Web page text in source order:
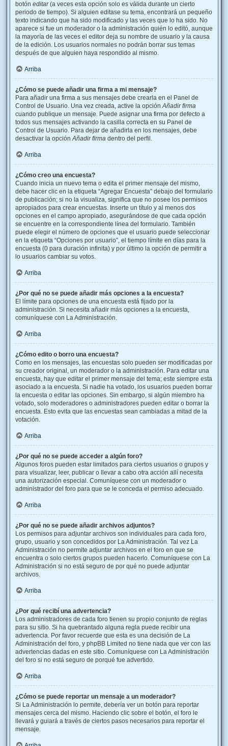
botón editar(a veces esta opción solo es válida durante un cierto
periodo de tiempo). Si alguien editase su tema, encontrará un pequeño
texto indicando que ha sido modificado y las veces que lo ha sido. No
aparece si fue un moderador o la administración quién lo editó, aunque
la mayoría de las veces el editor deja su nombre de usuario y la causa
de la edición. Los usuarios normales no podrán borrar sus temas
después de que alguien haya respondido al mismo.
Arriba
¿Cómo se puede añadir una firma a mi mensaje?
Para añadir una firma a sus mensajes debe crearla en el Panel de
Control de Usuario. Una vez creada, active la opciónAñadir firma
cuando publique un mensaje. Puede asignar una firma por defecto a
todos sus mensajes activando la casilla correcta en su Panel de
Control de Usuario. Para dejar de añadirla en los mensajes, debe
desactivar la opciónAñadir firma dentro del perfil.
Arriba
¿Cómo creo una encuesta?
Cuando inicia un nuevo tema o edita el primer mensaje del mismo,
debe hacer clic en la etiqueta “Agregar Encuesta” debajo del formulario
de publicación; si no la visualiza, significa que no posee los permisos
apropiados para crear encuestas. Inserte un título y al menos dos
opciones en el campo apropiado, asegurándose de que cada opción
se encuentre en la correspondiente línea del formulario. También
puede elegir el número de opciones que el usuario puede seleccionar
en la etiqueta “Opciones por usuario”, el tiempo límite en días para la
encuesta (0 para duración infinita) y por último la opción de permitir a
lo usuarios cambiar su votos.
Arriba
¿Por qué no se puede añadir más opciones a la encuesta?
El límite para opciones de una encuesta está fijado por la
administración. Si necesita añadir más opciones a la encuesta,
comuníquese con La Administración.
Arriba
¿Cómo edito o borro una encuesta?
Como en los mensajes, las encuestas solo pueden ser modificadas por
su creador original, un moderador o la administración. Para editar una
encuesta, hay que editar el primer mensaje del tema; este siempre esta
asociado a la encuesta. Si nadie ha votado, los usuarios pueden borrar
la encuesta o editar las opciones. Sin embargo, si algún miembro ha
votado, solo moderadores o administradores pueden editar o borrar la
encuesta. Esto evita que las encuestas sean cambiadas a mitad de la
votación.
Arriba
¿Por qué no se puede acceder a algún foro?
Algunos foros pueden estar limitados para ciertos usuarios o grupos y
para visualizar, leer, publicar o llevar a cabo otra acción allí necesita
una autorización especial. Comuníquese con un moderador o
administrador del foro para que se le conceda el permiso adecuado.
Arriba
¿Por qué no se puede añadir archivos adjuntos?
Los permisos para adjuntar archivos son individuales para cada foro,
grupo, usuario y son concedidos por La Administración. Tal vez La
Administración no permite adjuntar archivos en el foro en que se
encuentra o solo ciertos grupos pueden hacerlo. Comuníquese con La
Administración si no está seguro de por qué no puede adjuntar
archivos.
Arriba
¿Por qué recibí una advertencia?
Los administradores de cada foro tienen su propio conjunto de reglas
para su sitio. Si ha quebrantado alguna regla puede recibir una
advertencia. Por favor recuerde que esta es una decisión de La
Administración del foro, y phpBB Limited no tiene nada que ver con las
advertencias dadas en este sitio. Comuníquese con La Administración
del foro si no está seguro de porqué fue advertido.
Arriba
¿Cómo se puede reportar un mensaje a un moderador?
Si La Administración lo permite, debería ver un botón para reportar
mensajes cerca del mismo. Haciendo clic sobre el botón, el foro le
llevará y guiará a través de ciertos pasos necesarios para reportar el
mensaje.